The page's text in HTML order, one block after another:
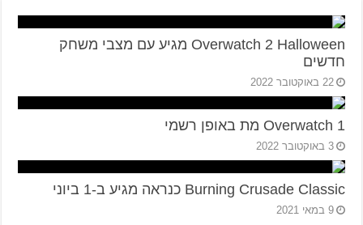
Overwatch 2 Halloween מגיע עם מצבי משחק
חדשים
22 באוקטובר 2022
Overwatch 1 מת באופן רשמי
3 באוקטובר 2022
Burning Crusade Classic כנראה מגיע ב-1 ביוני
9 במאי 2021